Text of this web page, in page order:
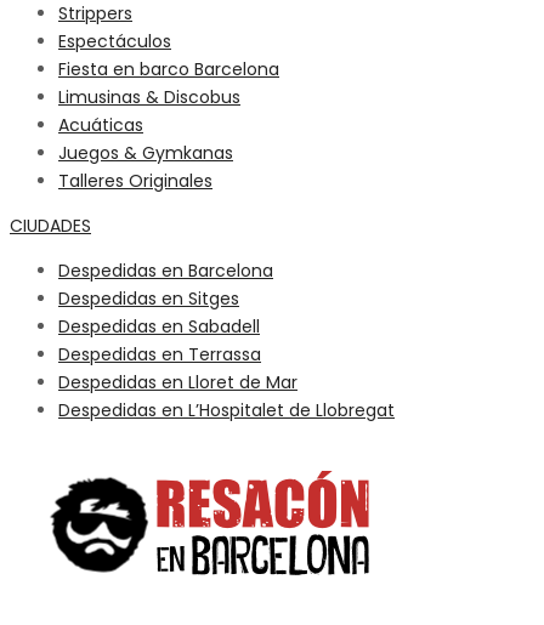
Strippers
Espectáculos
Fiesta en barco Barcelona
Limusinas & Discobus
Acuáticas
Juegos & Gymkanas
Talleres Originales
CIUDADES
Despedidas en Barcelona
Despedidas en Sitges
Despedidas en Sabadell
Despedidas en Terrassa
Despedidas en Lloret de Mar
Despedidas en L’Hospitalet de Llobregat